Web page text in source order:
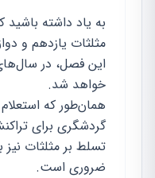
به یاد داشته
مثلثات یازدهم و
این فصل، در
خواهد شد.
همان‌طور که
گردشگری برای
تسلط بر مثلثات
ضروری است.